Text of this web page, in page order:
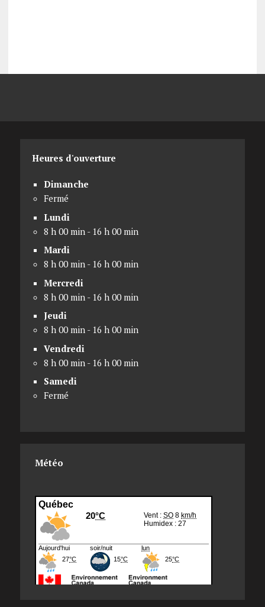
Heures d'ouverture
Dimanche
Fermé
Lundi
8 h 00 min - 16 h 00 min
Mardi
8 h 00 min - 16 h 00 min
Mercredi
8 h 00 min - 16 h 00 min
Jeudi
8 h 00 min - 16 h 00 min
Vendredi
8 h 00 min - 16 h 00 min
Samedi
Fermé
Météo